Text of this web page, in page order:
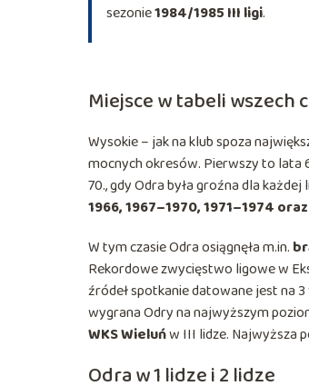
sezonie1984/1985 III ligi.
Miejsce w tabeli wszech
Wysokie – jak na klub spoza
mocnych okresów. Pierwszy to lata
70., gdy Odra była groźna dla
1966, 1967–1970, 1971–1974
W tym czasie Odra osiągnęła m.in.
Rekordowe zwycięstwo ligowe w
źródeł spotkanie datowane jest na
wygrana Odry na najwyższym
WKS Wieluńw III lidze. Najwyższa
Odra w 1 lidze i 2 lidze